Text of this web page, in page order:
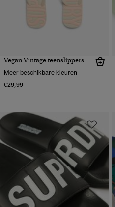
Vegan Vintage teenslippers
Meer beschikbare kleuren
€29,99